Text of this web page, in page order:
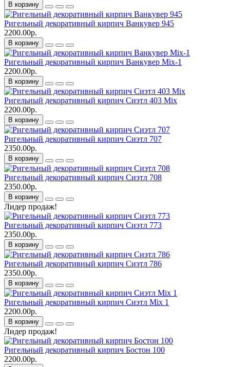
В корзину
Ригельный декоративный кирпич Ванкувер 945
2200.00р.
В корзину
Ригельный декоративный кирпич Ванкувер Mix-1
2200.00р.
В корзину
Ригельный декоративный кирпич Сиэтл 403 Mix
2200.00р.
В корзину
Ригельный декоративный кирпич Сиэтл 707
2350.00р.
В корзину
Ригельный декоративный кирпич Сиэтл 708
2350.00р.
В корзину
Лидер продаж!
Ригельный декоративный кирпич Сиэтл 773
2350.00р.
В корзину
Ригельный декоративный кирпич Сиэтл 786
2350.00р.
В корзину
Ригельный декоративный кирпич Сиэтл Mix 1
2200.00р.
В корзину
Лидер продаж!
Ригельный декоративный кирпич Бостон 100
2200.00р.